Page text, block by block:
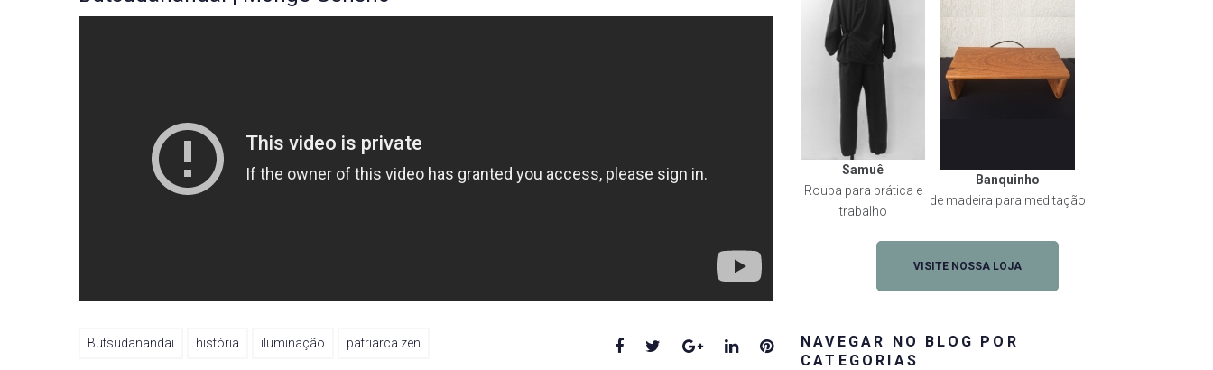
Butsudanandai história iluminação patriarca zen Facebook
TwitterGoogle+LinkedInPinterest
Samuê
Roupa para prática e
trabalho
Banquinho
de madeira para meditação
VISITE NOSSA LOJA
NAVEGAR NO BLOG POR
CATEGORIAS